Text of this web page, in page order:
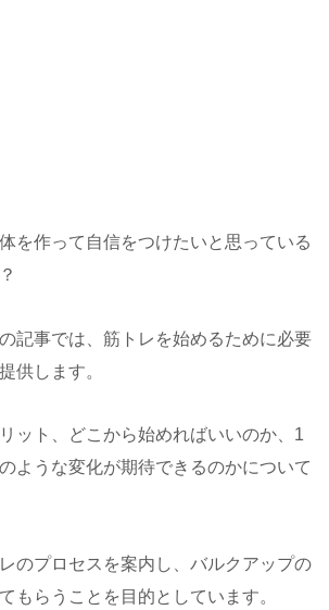
を作って自信をつけたいと思っている
記事では、筋トレを始めるために必要
供します。
ット、どこから始めればいいのか、1
ような変化が期待できるのかについて
のプロセスを案内し、バルクアップの
もらうことを目的としています。